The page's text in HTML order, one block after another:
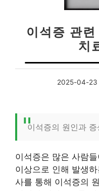
이석증 관
치
2025-04-23
이석증의 원인과
이석증은 많은 사람
이상으로 인해 발생
사를 통해 이석증의